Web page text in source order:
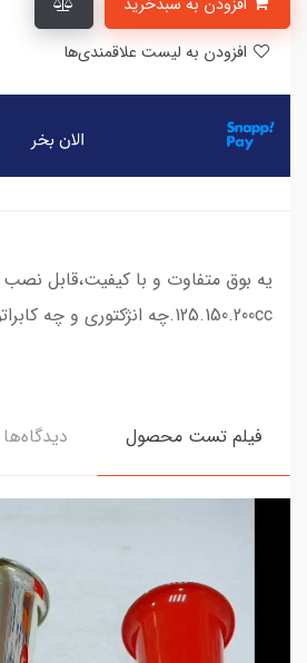
یه بوق متفاوت و با کیفیت،قابل
125.150.200cc.چه انژکتوری و چه کابراتوری
فیلم تست محصول دیدگاه‌ها